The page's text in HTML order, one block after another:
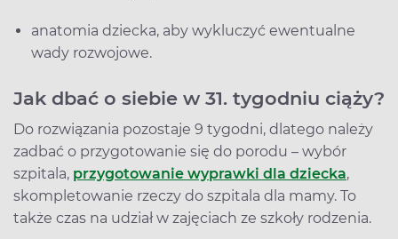
anatomia dziecka, aby wykluczyć ewentualne
wady rozwojowe.
Jak dbać o siebie w 31. tygodniu ciąży?
Do rozwiązania pozostaje 9 tygodni, dlatego należy
zadbać o przygotowanie się do porodu – wybór
szpitala, przygotowanie wyprawki dla dziecka,
skompletowanie rzeczy do szpitala dla mamy. To
także czas na udział w zajęciach ze szkoły rodzenia.